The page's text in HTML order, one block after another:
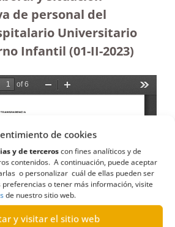
de cookies
y de terceroscon fines analíticos y de
contenidos. A continuación, puede aceptar
o personalizar cuál de ellas pueden ser
preferencias o tener más información, visite
de nuestro sitio web.
y visitar el sitio web
de personal del
Universitario
Infantil (01-II-2023)